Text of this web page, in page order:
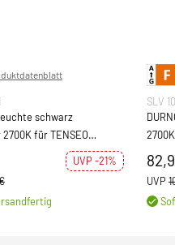
schwarz
für TENSEO
UVP -21%
SLV
UVP